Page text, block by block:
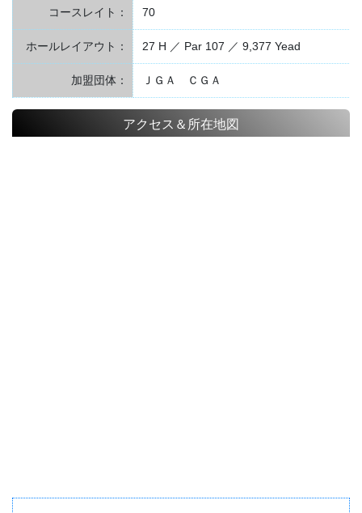
コースレイト： 70
ホールレイアウト： 27 H ／ Par 107 ／ 9,377 Yead
加盟団体： ＪＧＡ ＣＧＡ
アクセス＆所在地図